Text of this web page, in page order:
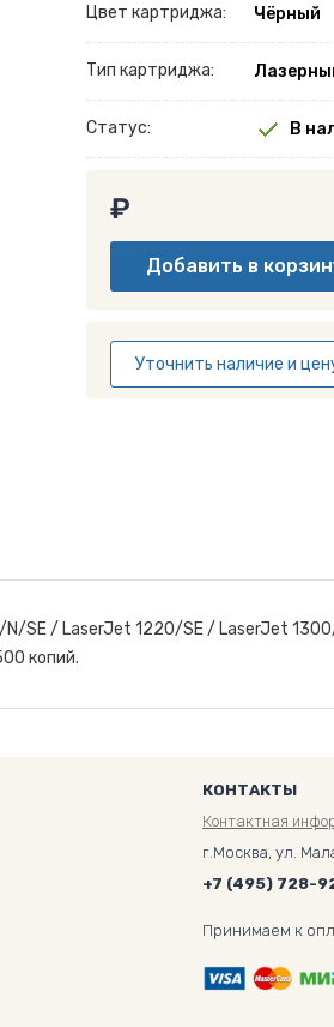
Цвет картриджа: Чёрный
Тип картриджа:
Статус: В
₽
Уточнить наличие и
SE / LaserJet 1220/SE / LaserJet
копий.
КОНТАКТЫ
Контактная
г.Москва, ул.
+7 (495) 728-
Принимаем к